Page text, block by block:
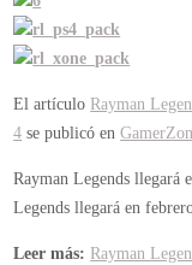
El artículo Rayman
4 se publicó en
Rayman Legends
Legends llegará en
Leer más: Rayman